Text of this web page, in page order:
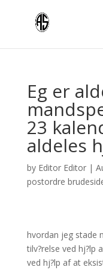
Eg er
23
aldeles
by Editor Editor|
postordre
hvordan jeg stade
tilv?relse ved hj?lp
ved hj?lp af at